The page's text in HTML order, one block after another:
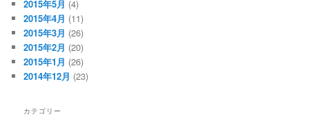
2015年5月 (4)
2015年4月 (11)
2015年3月 (26)
2015年2月 (20)
2015年1月 (26)
2014年12月 (23)
カテゴリー